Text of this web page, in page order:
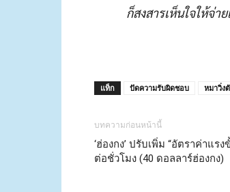
ก็สงสารเห็นใจให้จ่า
แท็ก ปัดความรับผิดชอบ หมาวิ่ง
บทความก่อนหน้านี้
‘ฮ่องกง’ ปรับเพิ่ม “อัตราค่าแร
ต่อชั่วโมง (40 ดอลลาร์ฮ่องกง)